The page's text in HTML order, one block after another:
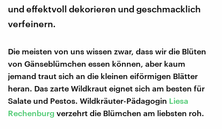
und effektvoll dekorieren und geschmacklich
verfeinern.
Die meisten von uns wissen zwar, dass wir die Blüten
von Gänseblümchen essen können, aber kaum
jemand traut sich an die kleinen eiförmigen Blätter
heran. Das zarte Wildkraut eignet sich am besten für
Salate und Pestos. Wildkräuter-Pädagogin Liesa
Rechenburg verzehrt die Blümchen am liebsten roh.